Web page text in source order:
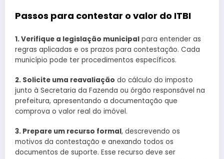
Passos para contestar o valor do ITBI
1. Verifique a legislação municipal para entender as
regras aplicadas e os prazos para contestação. Cada
município pode ter procedimentos específicos.
2. Solicite uma reavaliação do cálculo do imposto
junto à Secretaria da Fazenda ou órgão responsável na
prefeitura, apresentando a documentação que
comprova o valor real do imóvel.
3. Prepare um recurso formal, descrevendo os
motivos da contestação e anexando todos os
documentos de suporte. Esse recurso deve ser